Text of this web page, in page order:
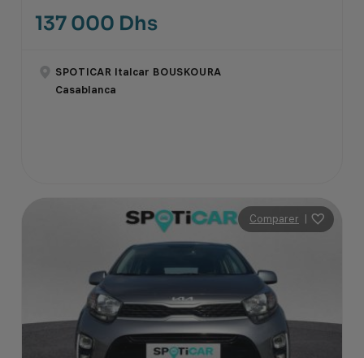
137 000 Dhs
SPOTICAR Italcar BOUSKOURA
Casablanca
Comparer |